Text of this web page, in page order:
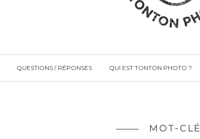
QUESTIONS / RÉPONSES QUI EST TONTON PHOTO ?
MOT-CLÉ